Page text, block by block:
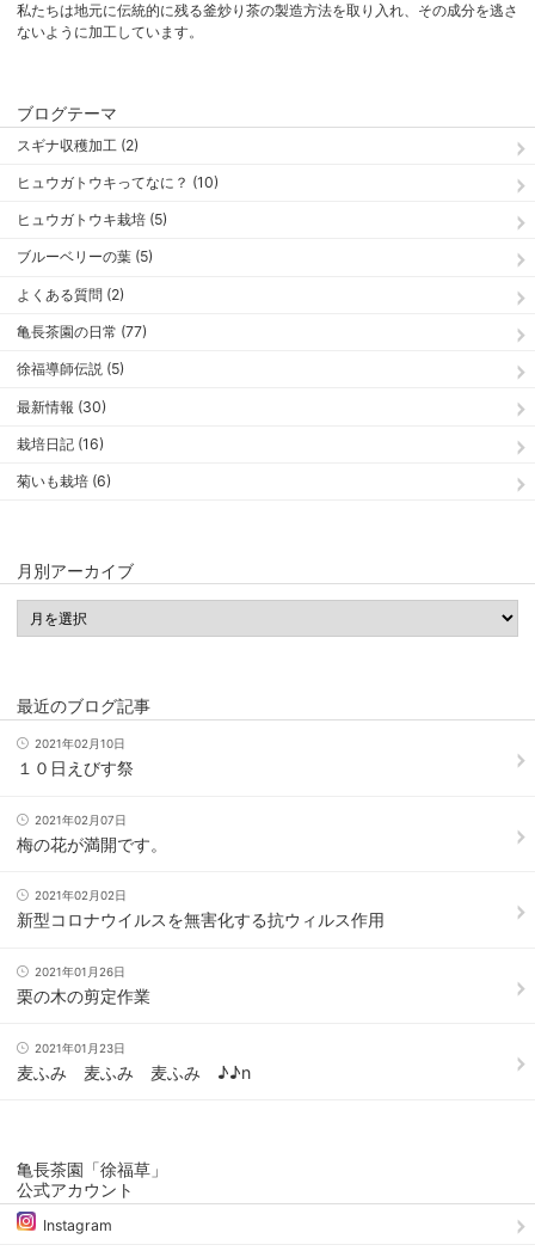
私たちは地元に伝統的に残る釜炒り茶の製造方法を取り入れ、その成分を逃さ
ないように加工しています。
ブログテーマ
スギナ収穫加工 (2)
ヒュウガトウキってなに？ (10)
ヒュウガトウキ栽培 (5)
ブルーベリーの葉 (5)
よくある質問 (2)
亀長茶園の日常 (77)
徐福導師伝説 (5)
最新情報 (30)
栽培日記 (16)
菊いも栽培 (6)
月別アーカイブ
最近のブログ記事
2021年02月10日
１０日えびす祭
2021年02月07日
梅の花が満開です。
2021年02月02日
新型コロナウイルスを無害化する抗ウィルス作用
2021年01月26日
栗の木の剪定作業
2021年01月23日
麦ふみ 麦ふみ 麦ふみ ♪♪n
亀長茶園「徐福草」
公式アカウント
Instagram